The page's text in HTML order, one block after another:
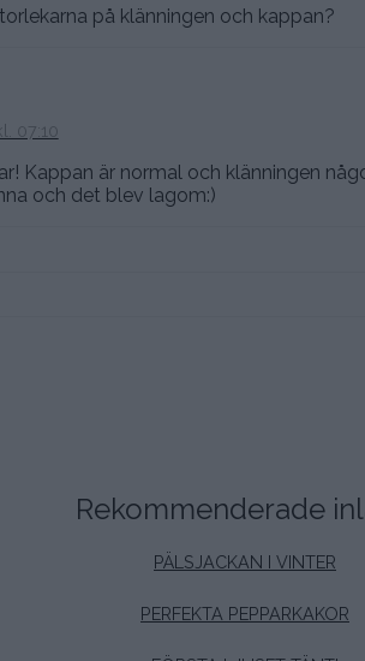
på klänningen och kappan?
07:10
Kappan är normal och klänningen
och det blev lagom:)
Rekommenderade
PÄLSJACKAN I VINTER
PERFEKTA PEPPARKAKOR